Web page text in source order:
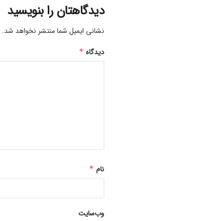
دیدگاهتان را بنویسید
نشانی ایمیل شما منتشر نخواهد شد.
دیدگاه *
نام *
وب‌سایت